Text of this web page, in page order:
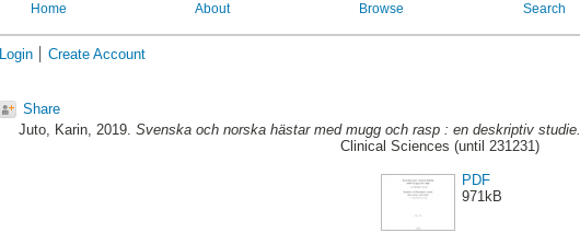
Home About Browse Search
Login Create Account
Share
Juto, Karin, 2019. Svenska och norska hästar med mugg och rasp : en deskriptiv studie.
Clinical Sciences (until 231231)
PDF
971kB